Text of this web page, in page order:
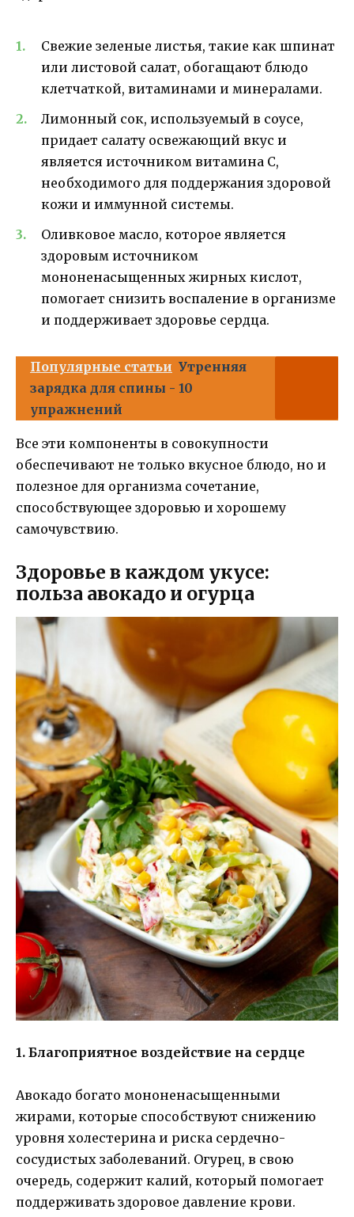
Свежие зеленые листья, такие как шпинат
или листовой салат, обогащают блюдо
клетчаткой, витаминами и минералами.
Лимонный сок, используемый в соусе,
придает салату освежающий вкус и
является источником витамина C,
необходимого для поддержания здоровой
кожи и иммунной системы.
Оливковое масло, которое является
здоровым источником
мононенасыщенных жирных кислот,
помогает снизить воспаление в организме
и поддерживает здоровье сердца.
Популярные статьи Утренняя
зарядка для спины - 10
упражнений
Все эти компоненты в совокупности
обеспечивают не только вкусное блюдо, но и
полезное для организма сочетание,
способствующее здоровью и хорошему
самочувствию.
Здоровье в каждом укусе:
польза авокадо и огурца
1. Благоприятное воздействие на сердце
Авокадо богато мононенасыщенными
жирами, которые способствуют снижению
уровня холестерина и риска сердечно-
сосудистых заболеваний. Огурец, в свою
очередь, содержит калий, который помогает
поддерживать здоровое давление крови.